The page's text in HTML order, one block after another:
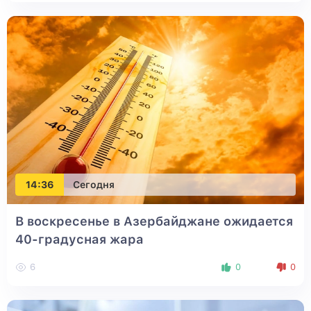
14:36 Сегодня
В воскресенье в Азербайджане ожидается
40-градусная жара
6 0 0